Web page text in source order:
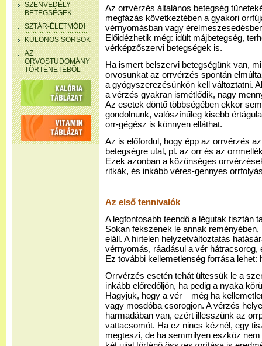
SZENVEDÉLY-
BETEGSÉGEK
SZTÁR-ÉLETMÓDI
KÜLÖNÖS SORSOK
AZ
ORVOSTUDOMÁNY
TÖRTÉNETÉBŐL
Az orrvérzés általános betegség
megfázás következtében a gyakori
vérnyomásban vagy
Előidézhetik még: idült májbetegség,
vérképzőszervi betegségek is.
Ha ismert belszervi betegségünk van,
orvosunkat az orrvérzés spontán
a gyógyszerezésünkön kell változtatni.
a vérzés gyakran ismétlődik, nagy
Az esetek döntő többségében ekkor
gondolnunk, valószínűleg kisebb
orr-gégész is könnyen elláthat.
Az is előfordul, hogy épp az orrvérzés
betegségre utal, pl. az orr és az
Ezek azonban a közönséges
ritkák, és inkább véres-gennyes
Az első tennivalók
A legfontosabb teendő a légutak tisztán
Sokan fekszenek le annak
eláll. A hirtelen helyzetváltoztatás
vérnyomás, ráadásul a vér hátracsorog,
Ez további kellemetlenség forrása lehet:
Orrvérzés esetén tehát ültessük le a
inkább előredőljön, ha pedig a nyaka
Hagyjuk, hogy a vér – még ha
vagy mosdóba csorogjon. A vérzés
harmadában van, ezért illesszünk az
vattacsomót. Ha ez nincs kéznél, egy
megteszi, de ha semmilyen eszköz